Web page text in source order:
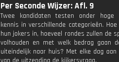
Per Seconde Wijzer: Afl. 9
Twee kandidaten testen onder hoge
kennis in verschillende categorieën.
hun jokers in, hoeveel rondes zullen de
volhouden en met welk bedrag gaan
uiteindelijk naar huis? Met elke dag